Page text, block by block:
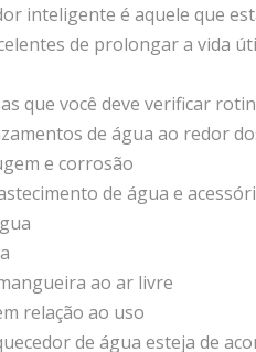
inteligente é aquele que
de prolongar a vida
que você deve verificar
de água ao redor
e corrosão
de água e
ao ar livre
relação ao uso
de água esteja de